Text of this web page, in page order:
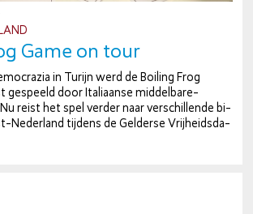
Game on tour
in Turijn werd de Boiling Frog
gespeeld door Ita­li­aan­se mid­del­ba­re­
reist het spel verder naar ver­schil­len­de bi­
Ne­der­land tijdens de Gelderse Vrij­heids­da­